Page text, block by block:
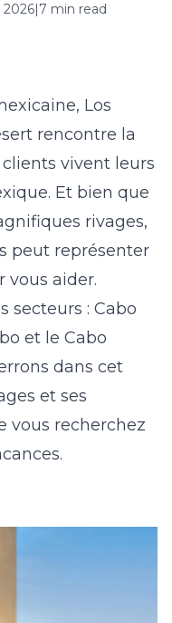
21 22
T F S
11 12
18 19
2026|7 min read
Los
rencontre la
vivent leurs
Et bien que
rivages,
peut représenter
vous aider.
secteurs : Cabo
et le Cabo
dans cet
et ses
vous recherchez